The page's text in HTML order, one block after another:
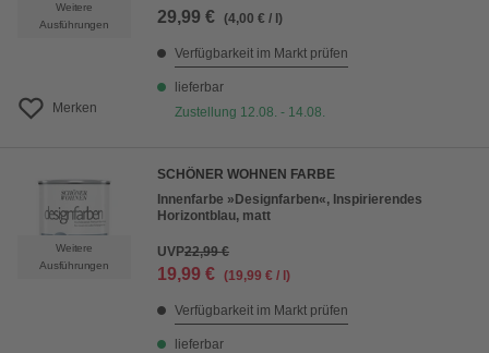
Weitere
Ausführungen
Merken
29,99 € (4,00 € / l)
Verfügbarkeit im Markt prüfen
lieferbar
Zustellung 12.08. - 14.08.
Weitere
Ausführungen
SCHÖNER WOHNEN FARBE
Innenfarbe »Designfarben«, Inspirierendes
Horizontblau, matt
UVP22,99 €
19,99 € (19,99 € / l)
Verfügbarkeit im Markt prüfen
lieferbar